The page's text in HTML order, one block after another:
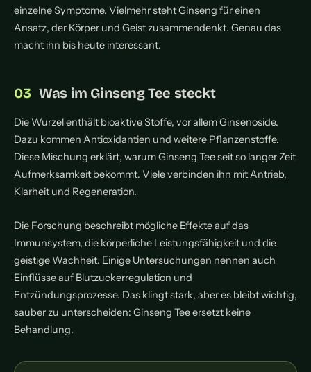
einzelne Symptome. Vielmehr steht Ginseng für einen
Ansatz, der Körper und Geist zusammendenkt. Genau das
macht ihn bis heute interessant.
Was im Ginseng Tee steckt
Die Wurzel enthält bioaktive Stoffe, vor allem Ginsenoside.
Dazu kommen Antioxidantien und weitere Pflanzenstoffe.
Diese Mischung erklärt, warum Ginseng Tee seit so langer Zeit
Aufmerksamkeit bekommt. Viele verbinden ihn mit Antrieb,
Klarheit und Regeneration.
Die Forschung beschreibt mögliche Effekte auf das
Immunsystem, die körperliche Leistungsfähigkeit und die
geistige Wachheit. Einige Untersuchungen nennen auch
Einflüsse auf Blutzuckerregulation und
Entzündungsprozesse. Das klingt stark, aber es bleibt wichtig,
sauber zu unterscheiden: Ginseng Tee ersetzt keine
Behandlung.